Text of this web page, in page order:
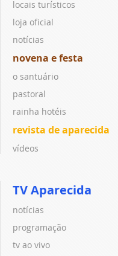
locais turísticos
loja oficial
notícias
novena e festa
o santuário
pastoral
rainha hotéis
revista de aparecida
vídeos
TV Aparecida
notícias
programação
tv ao vivo